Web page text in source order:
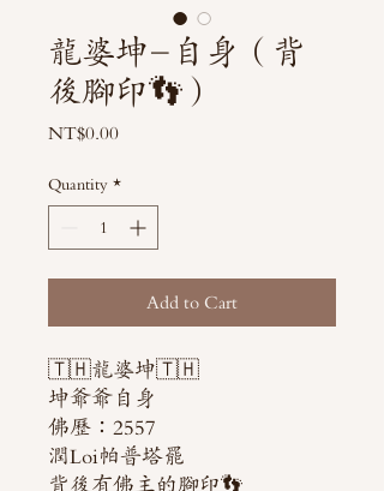
龍婆坤-自身（背
後腳印👣）
NT$0.00Price
Quantity *
Add to Cart
🇹🇭龍婆坤🇹🇭
坤爺爺自身
佛歷：2557
潤Loi帕普塔罷
背後有佛主的腳印👣